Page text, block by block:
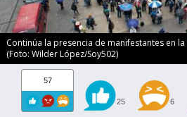
Continúa la presencia de manifestantes en
(Foto: Wilder López/Soy502)
57
25 6